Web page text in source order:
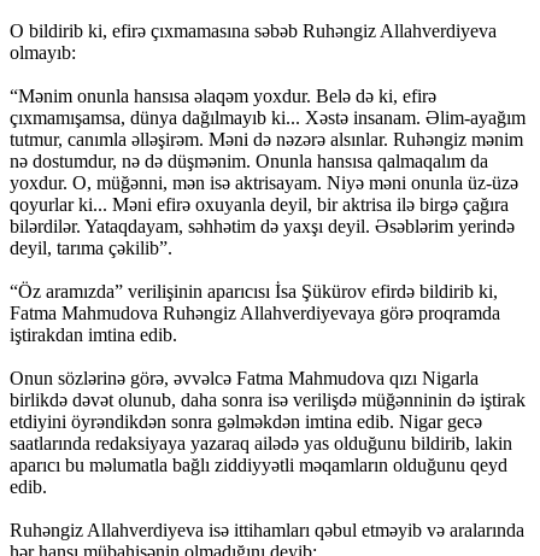
O bildirib ki, efirə çıxmamasına səbəb Ruhəngiz Allahverdiyeva
olmayıb:
“Mənim onunla hansısa əlaqəm yoxdur. Belə də ki, efirə
çıxmamışamsa, dünya dağılmayıb ki... Xəstə insanam. Əlim-ayağım
tutmur, canımla əlləşirəm. Məni də nəzərə alsınlar. Ruhəngiz mənim
nə dostumdur, nə də düşmənim. Onunla hansısa qalmaqalım da
yoxdur. O, müğənni, mən isə aktrisayam. Niyə məni onunla üz-üzə
qoyurlar ki... Məni efirə oxuyanla deyil, bir aktrisa ilə birgə çağıra
bilərdilər. Yataqdayam, səhhətim də yaxşı deyil. Əsəblərim yerində
deyil, tarıma çəkilib”.
“Öz aramızda” verilişinin aparıcısı İsa Şükürov efirdə bildirib ki,
Fatma Mahmudova Ruhəngiz Allahverdiyevaya görə proqramda
iştirakdan imtina edib.
Onun sözlərinə görə, əvvəlcə Fatma Mahmudova qızı Nigarla
birlikdə dəvət olunub, daha sonra isə verilişdə müğənninin də iştirak
etdiyini öyrəndikdən sonra gəlməkdən imtina edib. Nigar gecə
saatlarında redaksiyaya yazaraq ailədə yas olduğunu bildirib, lakin
aparıcı bu məlumatla bağlı ziddiyyətli məqamların olduğunu qeyd
edib.
Ruhəngiz Allahverdiyeva isə ittihamları qəbul etməyib və aralarında